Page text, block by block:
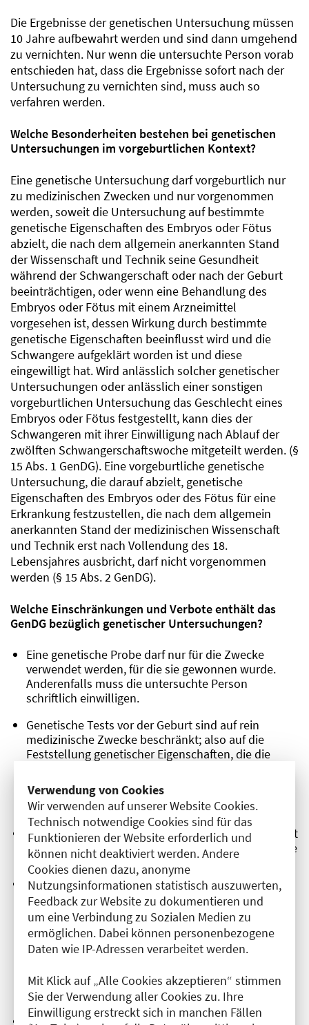
Verwendung von Cookies
Wir verwenden auf unserer Website Cookies.
Technisch notwendige Cookies sind für das
Funktionieren der Website erforderlich und
können nicht deaktiviert werden. Andere
Cookies dienen dazu, anonyme
Nutzungsinformationen statistisch auszuwerten,
Feedback zur Website zu dokumentieren und
um eine Verbindung zu Sozialen Medien zu
ermöglichen. Dabei können personenbezogene
Daten wie IP-Adressen verarbeitet werden.
Mit Klick auf „Alle Cookies akzeptieren“ stimmen
Sie der Verwendung aller Cookies zu. Ihre
Einwilligung erstreckt sich in manchen Fällen
Die Ergebnisse der genetischen Untersuchung müssen
10 Jahre aufbewahrt werden und sind dann umgehend
zu vernichten. Nur wenn die untersuchte Person vorab
entschieden hat, dass die Ergebnisse sofort nach der
Untersuchung zu vernichten sind, muss auch so
verfahren werden.
Welche Besonderheiten bestehen bei genetischen
Untersuchungen im vorgeburtlichen Kontext?
Eine genetische Untersuchung darf vorgeburtlich nur
zu medizinischen Zwecken und nur vorgenommen
werden, soweit die Untersuchung auf bestimmte
genetische Eigenschaften des Embryos oder Fötus
abzielt, die nach dem allgemein anerkannten Stand
der Wissenschaft und Technik seine Gesundheit
während der Schwangerschaft oder nach der Geburt
beeinträchtigen, oder wenn eine Behandlung des
Embryos oder Fötus mit einem Arzneimittel
vorgesehen ist, dessen Wirkung durch bestimmte
genetische Eigenschaften beeinflusst wird und die
Schwangere aufgeklärt worden ist und diese
eingewilligt hat. Wird anlässlich solcher genetischer
Untersuchungen oder anlässlich einer sonstigen
vorgeburtlichen Untersuchung das Geschlecht eines
Embryos oder Fötus festgestellt, kann dies der
Schwangeren mit ihrer Einwilligung nach Ablauf der
zwölften Schwangerschaftswoche mitgeteilt werden. (§
15 Abs. 1 GenDG). Eine vorgeburtliche genetische
Untersuchung, die darauf abzielt, genetische
Eigenschaften des Embryos oder des Fötus für eine
Erkrankung festzustellen, die nach dem allgemein
anerkannten Stand der medizinischen Wissenschaft
und Technik erst nach Vollendung des 18.
Lebensjahres ausbricht, darf nicht vorgenommen
werden (§ 15 Abs. 2 GenDG).
Welche Einschränkungen und Verbote enthält das
GenDG bezüglich genetischer Untersuchungen?
Eine genetische Probe darf nur für die Zwecke
verwendet werden, für die sie gewonnen wurde.
Anderenfalls muss die untersuchte Person
schriftlich einwilligen.
Genetische Tests vor der Geburt sind auf rein
medizinische Zwecke beschränkt; also auf die
Feststellung genetischer Eigenschaften, die die
beeinträchtigen können. Die Diagnose von
Krankheiten, die erst im Erwachsenenalter
ausbrechen, ist verboten.
Sogenannte "Vaterschaftstests" sind künftig nur mit
Zustimmung der Person, von denen eine genetische
Probe untersucht werden soll, erlaubt.
Versicherungsunternehmen dürfen beim Abschluss
eines Versicherungsvertrages grundsätzlich weder
die Durchführung einer genetischen Untersuchung
noch Auskünfte über bereits durchgeführte
Untersuchungen verlangen. Nur beim Abschluss
von Versicherungen mit einer sehr hohen Summe
vorgenommener genetischer Untersuchungen
verlangt werden.
Arbeitgeber dürfen keine genetischen